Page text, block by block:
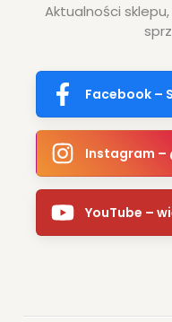
Aktualności
Facebook –
Instagram –
YouTube –